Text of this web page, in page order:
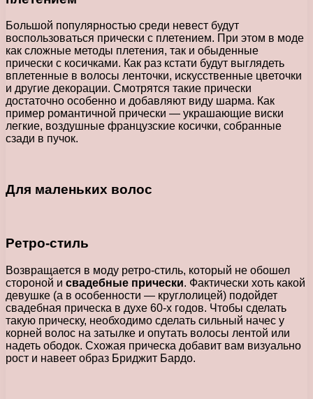
Большой популярностью среди невест будут
воспользоваться прически с плетением. При этом в моде
как сложные методы плетения, так и обыденные
прически с косичками. Как раз кстати будут выглядеть
вплетенные в волосы ленточки, искусственные цветочки
и другие декорации. Смотрятся такие прически
достаточно особенно и добавляют виду шарма. Как
пример романтичной прически — украшающие виски
легкие, воздушные французские косички, собранные
сзади в пучок.
Для маленьких волос
Ретро-стиль
Возвращается в моду ретро-стиль, который не обошел
стороной и свадебные прически. Фактически хоть какой
девушке (а в особенности — круглолицей) подойдет
свадебная прическа в духе 60-х годов. Чтобы сделать
такую прическу, необходимо сделать сильный начес у
корней волос на затылке и опутать волосы лентой или
надеть ободок. Схожая прическа добавит вам визуально
рост и навеет образ Бриджит Бардо.